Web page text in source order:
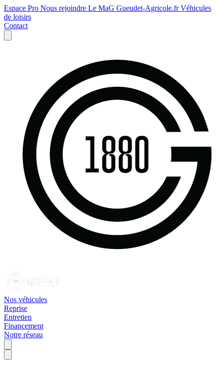
Espace Pro Nous rejoindre Le MaG Gueudet-Agricole.frVéhicules
de loisirs
Contact
Nos véhicules
Reprise
Entretien
Financement
Notre réseau